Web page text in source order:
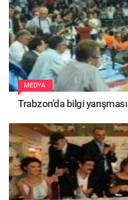
MEDYA
Trabzon’da bilgi yarışması